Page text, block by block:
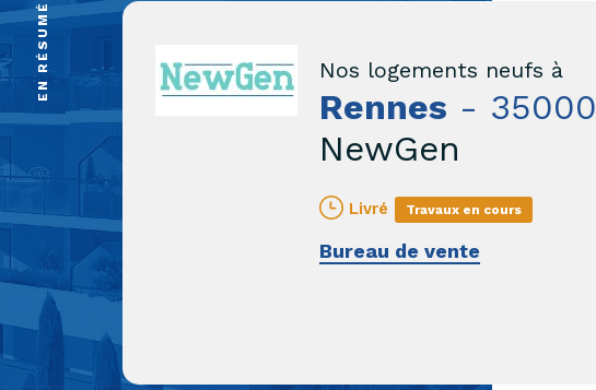
EN RÉSUMÉ Nos logements neufs à
Rennes - 35000
NewGen
Livré Travaux en cours
Bureau de vente